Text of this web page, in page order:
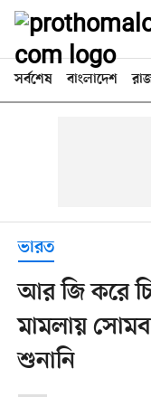
সর্বশেষ বাংলাদেশ
ভারত
আর জি করে
মামলায়
শুনানি